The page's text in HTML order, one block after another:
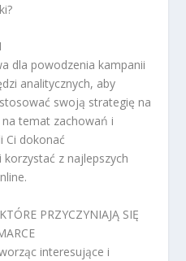
dla powodzenia kampanii
analitycznych, aby
swoją strategię na
temat zachowań i
Ci dokonać
z najlepszych
PRZYCZYNIAJĄ SIĘ
interesujące i